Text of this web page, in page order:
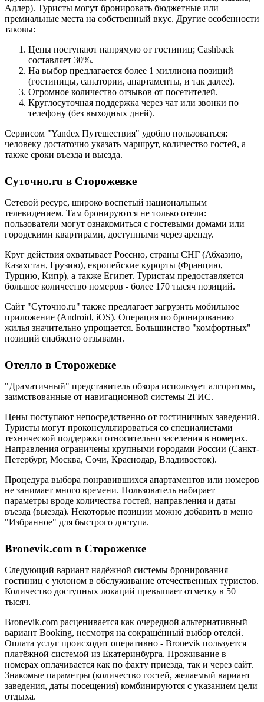
Адлер). Туристы могут бронировать бюджетные или
премиальные места на собственный вкус. Другие особенности
таковы:
Цены поступают напрямую от гостиниц; Cashback
составляет 30%.
На выбор предлагается более 1 миллиона позиций
(гостиницы, санатории, апартаменты, и так далее).
Огромное количество отзывов от посетителей.
Круглосуточная поддержка через чат или звонки по
телефону (без выходных дней).
Сервисом "Yandex Путешествия" удобно пользоваться:
человеку достаточно указать маршрут, количество гостей, а
также сроки въезда и выезда.
Суточно.ru в Сторожевке
Сетевой ресурс, широко воспетый национальным
телевидением. Там бронируются не только отели:
пользователи могут ознакомиться с гостевыми домами или
городскими квартирами, доступными через аренду.
Круг действия охватывает Россию, страны СНГ (Абхазию,
Казахстан, Грузию), европейские курорты (Францию,
Турцию, Кипр), а также Египет. Туристам предоставляется
большое количество номеров - более 170 тысяч позиций.
Сайт "Суточно.ru" также предлагает загрузить мобильное
приложение (Android, iOS). Операция по бронированию
жилья значительно упрощается. Большинство "комфортных"
позиций снабжено отзывами.
Отелло в Сторожевке
"Драматичный" представитель обзора использует алгоритмы,
заимствованные от навигационной системы 2ГИС.
Цены поступают непосредственно от гостиничных заведений.
Туристы могут проконсультироваться со специалистами
технической поддержки относительно заселения в номерах.
Направления ограничены крупными городами России (Санкт-
Петербург, Москва, Сочи, Краснодар, Владивосток).
Процедура выбора понравившихся апартаментов или номеров
не занимает много времени. Пользователь набирает
параметры вроде количества гостей, направления и даты
въезда (выезда). Некоторые позиции можно добавить в меню
"Избранное" для быстрого доступа.
Bronevik.com в Сторожевке
Следующий вариант надёжной системы бронирования
гостиниц с уклоном в обслуживание отечественных туристов.
Количество доступных локаций превышает отметку в 50
тысяч.
Bronevik.com расценивается как очередной альтернативный
вариант Booking, несмотря на сокращённый выбор отелей.
Оплата услуг происходит оперативно - Bronevik пользуется
платёжной системой из Екатеринбурга. Проживание в
номерах оплачивается как по факту приезда, так и через сайт.
Знакомые параметры (количество гостей, желаемый вариант
заведения, даты посещения) комбинируются с указанием цели
отдыха.